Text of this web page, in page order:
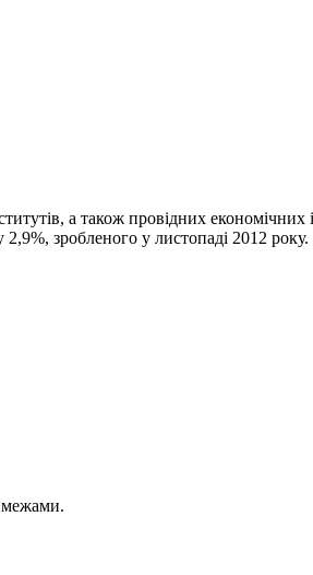
а також провідних
зробленого у листопаді 2012
межами.